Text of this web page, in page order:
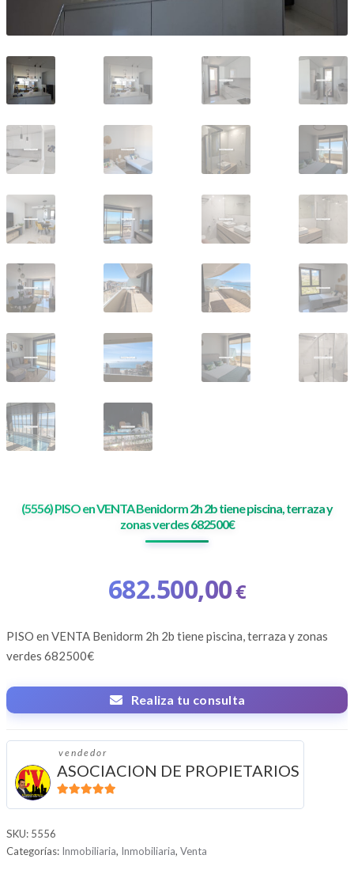
(5556) PISO en VENTA Benidorm 2h 2b tiene piscina, terraza y
zonas verdes 682500€
682.500,00€
PISO en VENTA Benidorm 2h 2b tiene piscina, terraza y zonas
verdes 682500€
Realiza tu consulta
vendedor
ASOCIACION DE PROPIETARIOS
SKU: 5556
Categorías: Inmobiliaria, Inmobiliaria, Venta